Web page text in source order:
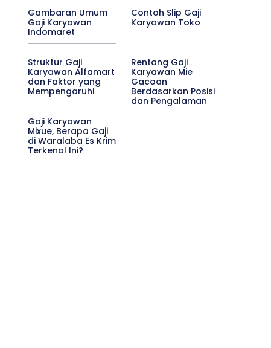
Gambaran Umum
Gaji Karyawan
Indomaret
Contoh Slip Gaji
Karyawan Toko
Struktur Gaji
Karyawan Alfamart
dan Faktor yang
Mempengaruhi
Rentang Gaji
Karyawan Mie
Gacoan
Berdasarkan Posisi
dan Pengalaman
Gaji Karyawan
Mixue, Berapa Gaji
di Waralaba Es Krim
Terkenal Ini?